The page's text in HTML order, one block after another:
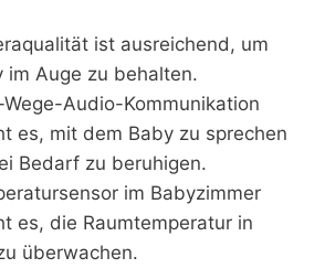
ist ausreichend, um
im Auge zu behalten.
Audio-Kommunikation
es, mit dem Baby zu sprechen
Bedarf zu beruhigen.
im Babyzimmer
es, die Raumtemperatur in
überwachen.